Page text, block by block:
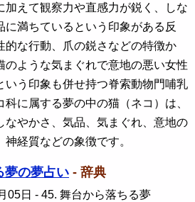
加えて観察力や直感力が鋭く、しな
に満ちているという印象がある反
的な行動、爪の鋭さなどの特徴か
のような気まぐれで意地の悪い女性
いう印象も併せ持つ脊索動物門哺乳
に属する夢の中の猫（ネコ）は、
なやかさ、気品、気まぐれ、意地の
経質などの象徴です。
夢の夢占い - 辞典
05日 - 45. 舞台から落ちる夢